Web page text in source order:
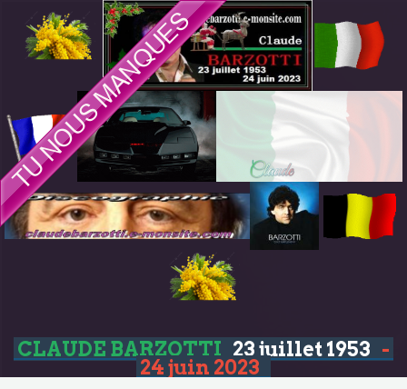
CLAUDE BARZOTTI 23 juillet 1953 -
24 juin 2023